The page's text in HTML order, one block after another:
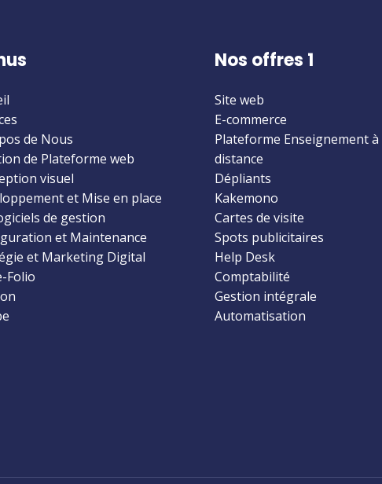
de Nous
de Plateforme web
visuel
et Mise en place
de gestion
et Maintenance
et Marketing Digital
Folio
Nos offres 1
Site web
E-commerce
Plateforme Enseignement à
distance
Dépliants
Kakemono
Cartes de visite
Spots publicitaires
Help Desk
Comptabilité
Gestion intégrale
Automatisation